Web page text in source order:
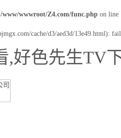
/www/wwwroot/Z4.com/func.php on line
cache/d3/aed3d/13e49.html):
,好色先生TV